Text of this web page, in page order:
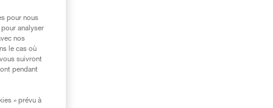
pour nous
analyser
nos
le cas où
suivront
pendant
» prévu à